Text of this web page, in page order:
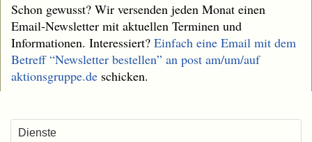
Schon gewusst? Wir versenden jeden Monat einen
Email-Newsletter mit aktuellen Terminen und
Informationen. Interessiert? Einfach eine Email mit dem
Betreff “Newsletter bestellen” an post am/um/auf
aktionsgruppe.de schicken.
Dienste